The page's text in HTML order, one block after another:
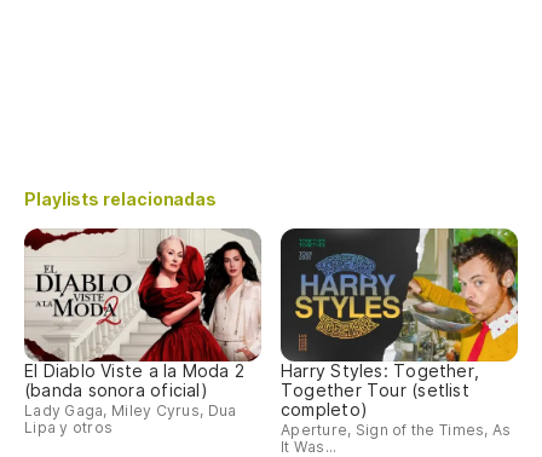
Playlists relacionadas
El Diablo Viste a la Moda 2
(banda sonora oficial)
Lady Gaga, Miley Cyrus, Dua
Lipa y otros
Harry Styles: Together,
Together Tour (setlist
completo)
Aperture, Sign of the Times, As
It Was...